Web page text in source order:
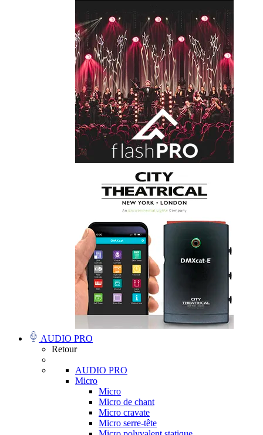
AUDIO PRO
Retour
AUDIO PRO
Micro
Micro
Micro de chant
Micro cravate
Micro serre-tête